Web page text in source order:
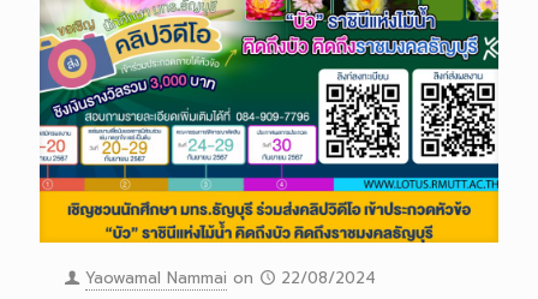
Yaowamal Nammai on
22/08/2024